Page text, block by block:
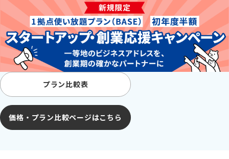
プラン比較表
価格・プラン比較ページはこちら